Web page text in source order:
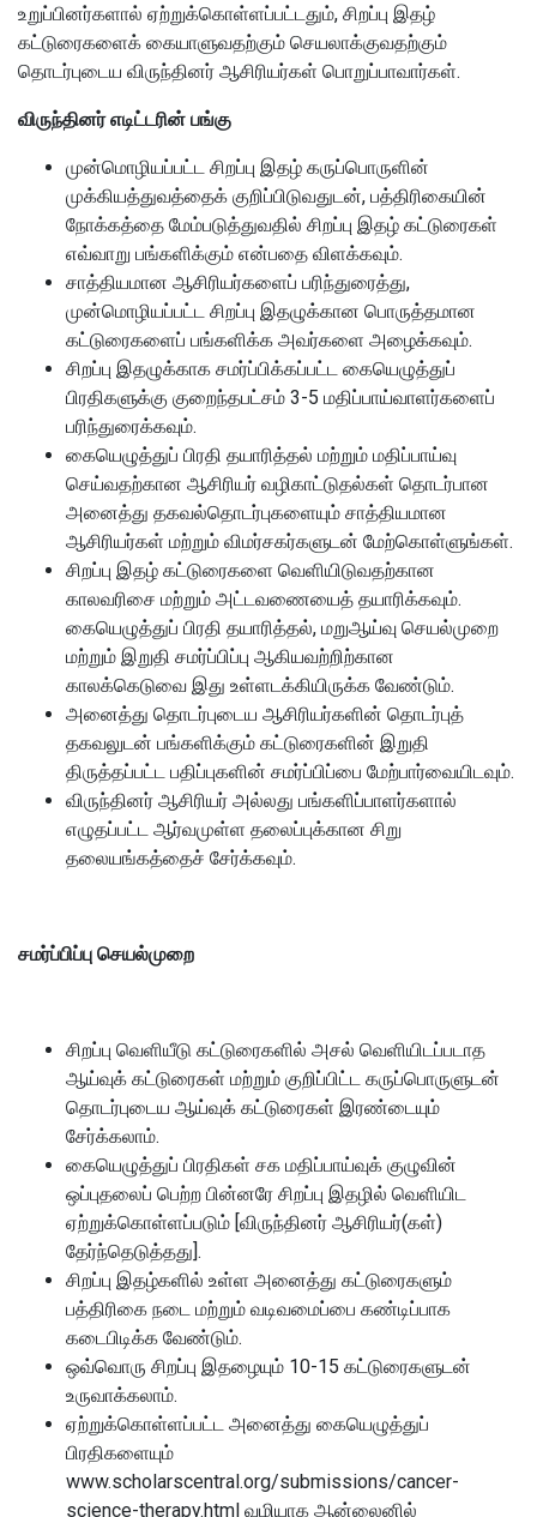
உறுப்பினர்களால் ஏற்றுக்கொள்ளப்பட்டதும், சிறப்பு இதழ்
கட்டுரைகளைக் கையாளுவதற்கும் செயலாக்குவதற்கும்
தொடர்புடைய விருந்தினர் ஆசிரியர்கள் பொறுப்பாவார்கள்.
விருந்தினர் எடிட்டரின் பங்கு
முன்மொழியப்பட்ட சிறப்பு இதழ் கருப்பொருளின்
முக்கியத்துவத்தைக் குறிப்பிடுவதுடன், பத்திரிகையின்
நோக்கத்தை மேம்படுத்துவதில் சிறப்பு இதழ் கட்டுரைகள்
எவ்வாறு பங்களிக்கும் என்பதை விளக்கவும்.
சாத்தியமான ஆசிரியர்களைப் பரிந்துரைத்து,
முன்மொழியப்பட்ட சிறப்பு இதழுக்கான பொருத்தமான
கட்டுரைகளைப் பங்களிக்க அவர்களை அழைக்கவும்.
சிறப்பு இதழுக்காக சமர்ப்பிக்கப்பட்ட கையெழுத்துப்
பிரதிகளுக்கு குறைந்தபட்சம் 3-5 மதிப்பாய்வாளர்களைப்
பரிந்துரைக்கவும்.
கையெழுத்துப் பிரதி தயாரித்தல் மற்றும் மதிப்பாய்வு
செய்வதற்கான ஆசிரியர் வழிகாட்டுதல்கள் தொடர்பான
அனைத்து தகவல்தொடர்புகளையும் சாத்தியமான
ஆசிரியர்கள் மற்றும் விமர்சகர்களுடன் மேற்கொள்ளுங்கள்.
சிறப்பு இதழ் கட்டுரைகளை வெளியிடுவதற்கான
காலவரிசை மற்றும் அட்டவணையைத் தயாரிக்கவும்.
கையெழுத்துப் பிரதி தயாரித்தல், மறுஆய்வு செயல்முறை
மற்றும் இறுதி சமர்ப்பிப்பு ஆகியவற்றிற்கான
காலக்கெடுவை இது உள்ளடக்கியிருக்க வேண்டும்.
அனைத்து தொடர்புடைய ஆசிரியர்களின் தொடர்புத்
தகவலுடன் பங்களிக்கும் கட்டுரைகளின் இறுதி
திருத்தப்பட்ட பதிப்புகளின் சமர்ப்பிப்பை மேற்பார்வையிடவும்.
விருந்தினர் ஆசிரியர் அல்லது பங்களிப்பாளர்களால்
எழுதப்பட்ட ஆர்வமுள்ள தலைப்புக்கான சிறு
தலையங்கத்தைச் சேர்க்கவும்.
சமர்ப்பிப்பு செயல்முறை
சிறப்பு வெளியீடு கட்டுரைகளில் அசல் வெளியிடப்படாத
ஆய்வுக் கட்டுரைகள் மற்றும் குறிப்பிட்ட கருப்பொருளுடன்
தொடர்புடைய ஆய்வுக் கட்டுரைகள் இரண்டையும்
சேர்க்கலாம்.
கையெழுத்துப் பிரதிகள் சக மதிப்பாய்வுக் குழுவின்
ஒப்புதலைப் பெற்ற பின்னரே சிறப்பு இதழில் வெளியிட
ஏற்றுக்கொள்ளப்படும் [விருந்தினர் ஆசிரியர்(கள்)
தேர்ந்தெடுத்தது].
சிறப்பு இதழ்களில் உள்ள அனைத்து கட்டுரைகளும்
பத்திரிகை நடை மற்றும் வடிவமைப்பை கண்டிப்பாக
கடைபிடிக்க வேண்டும்.
ஒவ்வொரு சிறப்பு இதழையும் 10-15 கட்டுரைகளுடன்
உருவாக்கலாம்.
ஏற்றுக்கொள்ளப்பட்ட அனைத்து கையெழுத்துப்
பிரதிகளையும்
www.scholarscentral.org/submissions/cancer-
science-therapy.html வழியாக ஆன்லைனில்